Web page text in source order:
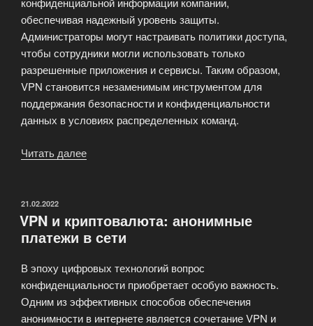
обеспечивая надежный уровень защиты.
Администраторы могут настраивать политики доступа,
чтобы сотрудники могли использовать только
разрешенные приложения и сервисы. Таким образом,
VPN становится незаменимым инструментом для
поддержания безопасности и конфиденциальности
данных в условиях распределенных команд.
Читать далее
безопасность
корпоративных
ОПУБЛИКОВАНО
21.02.2022
VPN и криптовалюта: анонимные
платежи в сети
В эпоху цифровых технологий вопрос
конфиденциальности приобретает особую важность.
Одним из эффективных способов обеспечения
анонимности в интернете является сочетание VPN и